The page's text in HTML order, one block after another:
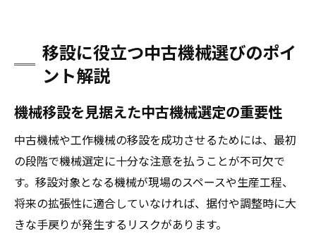
移設に役立つ中古機械選びのポイ
ント解説
機械移設を見据えた中古機械選定の重要性
中古機械や工作機械の移設を成功させるためには、最初
の段階で機械選定に十分な注意を払うことが不可欠で
す。移設対象となる機械が現場のスペースや生産工程、
将来の拡張性に適合していなければ、据付や調整時に大
きな手戻りが発生するリスクがあります。